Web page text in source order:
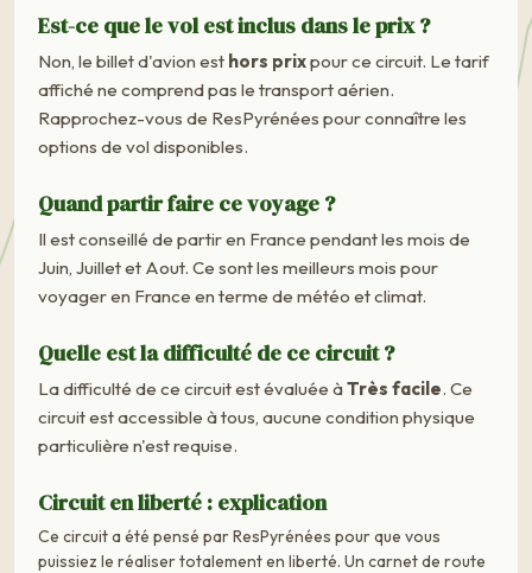
Est-ce que le vol est inclus dans le prix ?
Non, le billet d'avion est hors prixpour ce circuit. Le tarif
affiché ne comprend pas le transport aérien.
Rapprochez-vous de ResPyrénées pour connaître les
options de vol disponibles.
Quand partir faire ce voyage ?
Il est conseillé de partir en France pendant les mois de
Juin, Juillet et Aout. Ce sont les meilleurs mois pour
voyager en France en terme de météo et climat.
Quelle est la difficulté de ce circuit ?
La difficulté de ce circuit est évaluée àTrès facile. Ce
circuit est accessible à tous, aucune condition physique
particulière n'est requise.
Circuit en liberté : explication
Ce circuit a été pensé par ResPyrénées pour que vous
puissiez le réaliser totalement en liberté. Un carnet de route